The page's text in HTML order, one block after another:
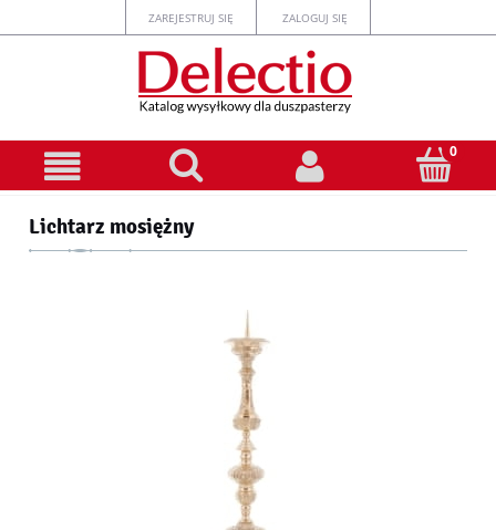
ZAREJESTRUJ SIĘ ZALOGUJ SIĘ
Lichtarz mosiężny